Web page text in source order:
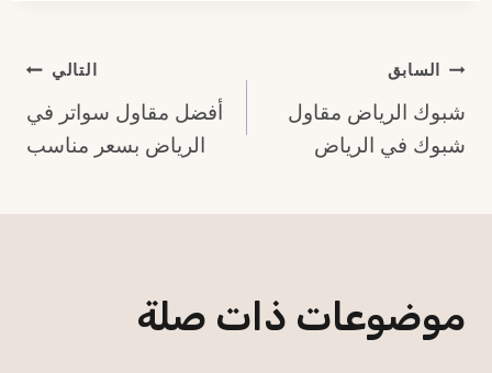
تصفّح
المقالات
السابق
شبوك الرياض مقاول
شبوك في الرياض
التالي
أفضل مقاول سواتر في
الرياض بسعر مناسب
موضوعات ذات صلة